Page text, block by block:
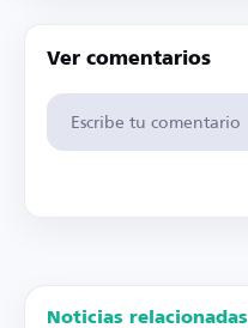
Ver comentarios
Noticias relacionadas